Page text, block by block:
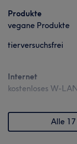
Produkte
vegane Produkte
tierversuchsfrei
Internet
kostenloses W-
Alle